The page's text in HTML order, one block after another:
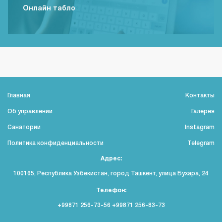
Онлайн табло
Главная
Об управлении
Санатории
Политика конфиденциальности
Контакты
Галерея
Instagram
Telegram
Адрес:
100165, Республика Узбекистан, город Ташкент, улица Бухара, 24
Телефон:
+99871 256-73-56 +99871 256-83-73